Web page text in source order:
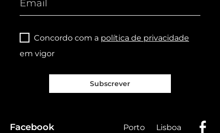
Concordo com a política de privacidade
em vigor
Subscrever
Facebook Porto Lisboa